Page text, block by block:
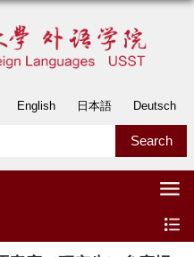
English 日本語 Deutsch